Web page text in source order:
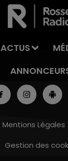
ACTUS
Mentions Légales
Gestion des